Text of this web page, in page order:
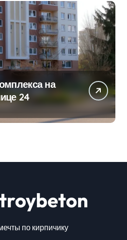
на
24
по кирпичику